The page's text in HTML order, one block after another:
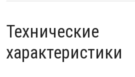
Технические
характеристики